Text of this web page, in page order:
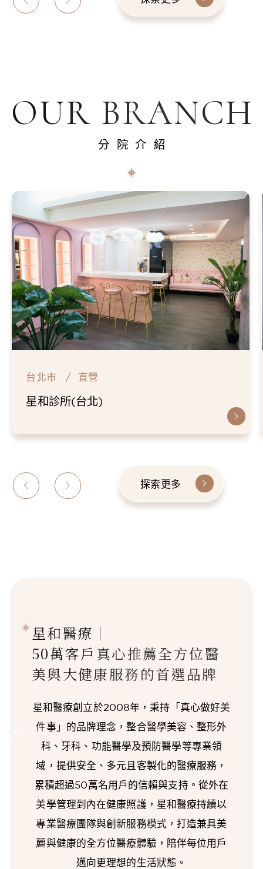
OUR BRANCH
分院介紹
台北市 直營
星和診所(台北)
探索更多
星和醫療｜
50萬客戶真心推薦全方位醫
美與大健康服務的首選品牌
星和醫療創立於2008年，秉持「真心做好美
件事」的品牌理念，整合醫學美容、整形外
科、牙科、功能醫學及預防醫學等專業領
域，提供安全、多元且客製化的醫療服務，
累積超過50萬名用戶的信賴與支持。從外在
美學管理到內在健康照護，星和醫療持續以
專業醫療團隊與創新服務模式，打造兼具美
麗與健康的全方位醫療體驗，陪伴每位用戶
邁向更理想的生活狀態。